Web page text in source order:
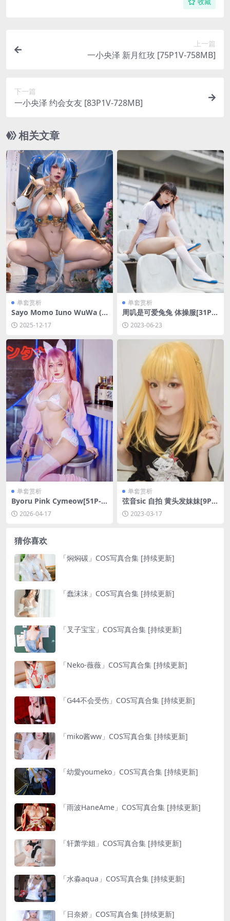
收藏
上一篇
一小央泽 新月红玫 [75P1V-758MB]
下一篇
一小央泽 约会女友 [83P1V-728MB]
相关文章
单套赏析
Sayo Momo Iuno WuWa (o
nly graphics)[120P-173.3M]
2025-12-17
单套赏析
周叽是可爱兔兔 体操服[31P-2
61MB]
2023-06-23
单套赏析
Byoru Pink Cymeow[51P-2
V-961.8M]
2026-04-17
单套赏析
弦音sic 自拍 黄头发妹妹[9P-3
7MB]2023-03-17
猜你喜欢
「焖焖碳」COS写真合集 [持续更新]
「蠢沫沫」COS写真合集 [持续更新]
「叉子宝宝」COS写真合集 [持续更新]
「Neko-薇薇」COS写真合集 [持续更新]
「G44不会受伤」COS写真合集 [持续更新]
「miko酱ww」COS写真合集 [持续更新]
「幼愛youmeko」COS写真合集 [持续更新]
「雨波HaneAme」COS写真合集 [持续更新]
「轩萧学姐」COS写真合集 [持续更新]
「水淼aqua」COS写真合集 [持续更新]
「日奈娇」COS写真合集 [持续更新]